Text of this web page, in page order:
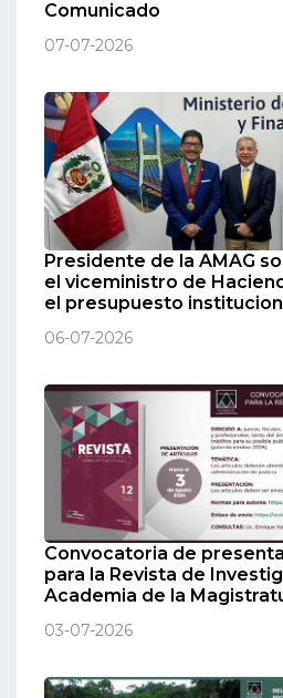
Comunicado
07-07-2026
Presidente de la AMAG
el viceministro de
el presupuesto
06-07-2026
Convocatoria de
para la Revista de
Academia de la
03-07-2026